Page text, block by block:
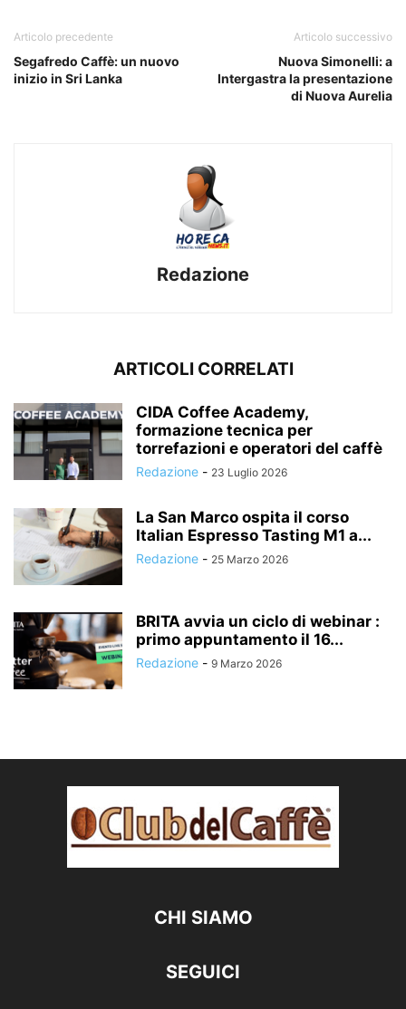
Articolo precedente
Segafredo Caffè: un nuovo
inizio in Sri Lanka
Articolo successivo
Nuova Simonelli: a
Intergastra la presentazione
di Nuova Aurelia
Redazione
ARTICOLI CORRELATI
CIDA Coffee Academy,
formazione tecnica per
torrefazioni e operatori del caffè
Redazione - 23 Luglio 2026
La San Marco ospita il corso
Italian Espresso Tasting M1 a...
Redazione - 25 Marzo 2026
BRITA avvia un ciclo di webinar :
primo appuntamento il 16...
Redazione - 9 Marzo 2026
CHI SIAMO
SEGUICI